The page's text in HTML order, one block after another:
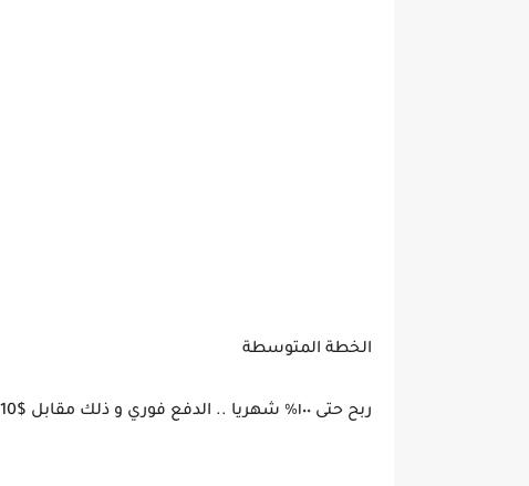
الخطة المتوسطة
ربح حتى ١٠٠% شهريا .. الدفع فوري و ذلك مقابل $10